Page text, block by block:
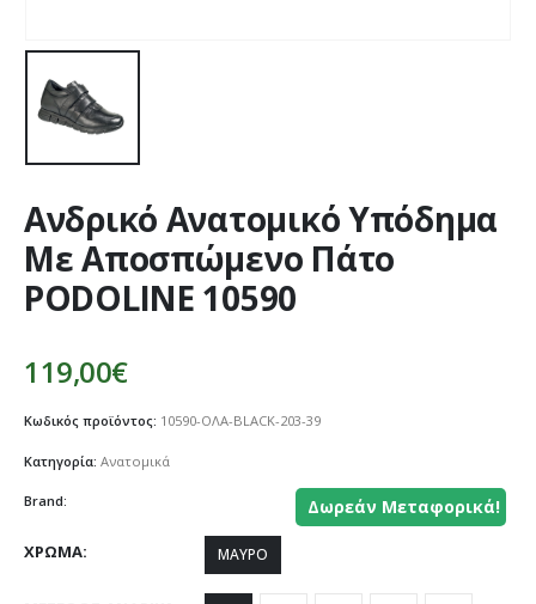
Ανδρικό Ανατομικό Υπόδημα
Με Αποσπώμενο Πάτο
PODOLINE 10590
119,00€
Κωδικός προϊόντος: 10590-ΟΛΑ-BLACK-203-39
Κατηγορία: Ανατομικά
Brand: Δωρεάν Μεταφορικά!
ΧΡΩΜΑ ΜΑΥΡΟ